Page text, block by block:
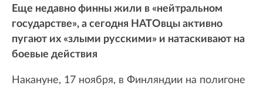
Еще недавно финны жили в «нейтральном
государстве», а сегодня НАТОвцы активно
пугают их «злыми русскими» и натаскивают на
боевые действия
Накануне, 17 ноября, в Финляндии на полигоне